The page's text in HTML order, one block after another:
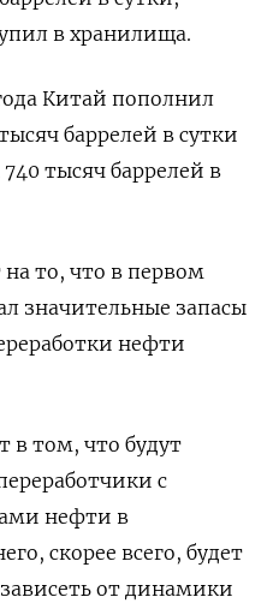
в хранилища.
Китай пополнил
баррелей в сутки
тысяч баррелей в
то, что в первом
значительные запасы
нефти
в том, что будут
с
нефти в
скорее всего, будет
от динамики